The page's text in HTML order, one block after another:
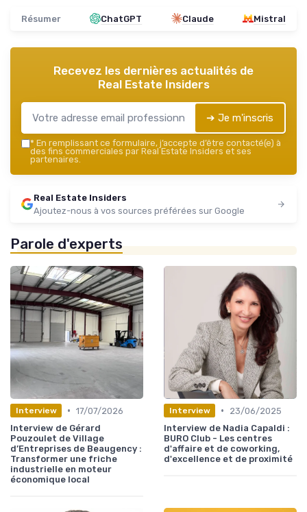
Résumer ChatGPT Claude Mistral
Recevez les dernières actualités de
Real Estate Insiders
➔ Je m'inscris
* En remplissant ce formulaire, j’accepte d’être contacté(e) à
des fins commerciales par Real Estate Insiders et ses
partenaires.
Real Estate Insiders
Ajoutez-nous à vos sources préférées sur Google
Parole d'experts
Interview • 17/07/2026
Interview de Gérard
Pouzoulet de Village
d’Entreprises de Beaugency :
Transformer une friche
industrielle en moteur
économique local
Interview •
23/06/2025
Interview de Nadia Capaldi :
BURO Club - Les centres
d'affaire et de coworking,
d'excellence et de proximité